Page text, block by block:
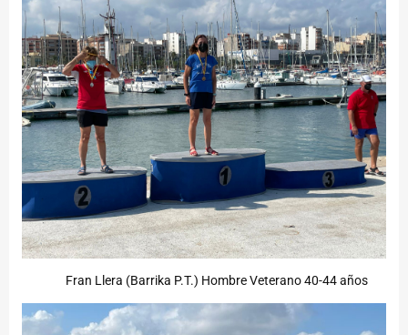
Fran Llera (Barrika P.T.) Hombre Veterano 40-44 años